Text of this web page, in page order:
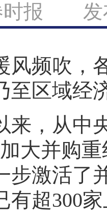
时报 发
频吹，各
至区域经
，从中央
大并购
步激活了
有超300